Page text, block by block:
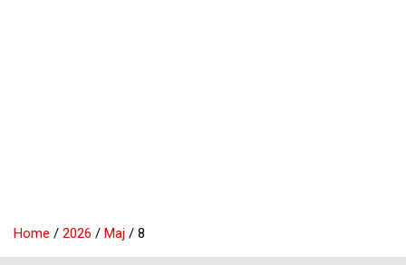
Home 2026 Maj 8